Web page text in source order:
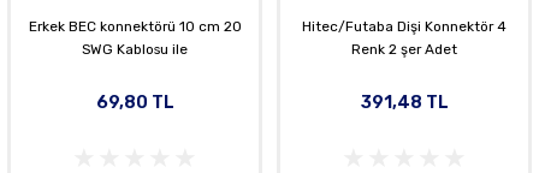
Erkek BEC konnektörü 10 cm 20
SWG Kablosu ile
69,80 TL
Hitec/Futaba Dişi Konnektör 4
Renk 2 şer Adet
391,48 TL